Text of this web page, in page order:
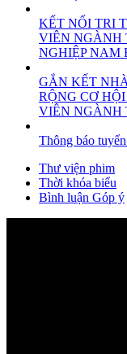
KẾT NỐI TRI
VIÊN NGÀNH
NGHIỆP NAM
GẮN KẾT
RỘNG CƠ
VIÊN NGÀNH
Thông báo
Thư viện phim
Thời khóa biểu
Bình luận Góp ý